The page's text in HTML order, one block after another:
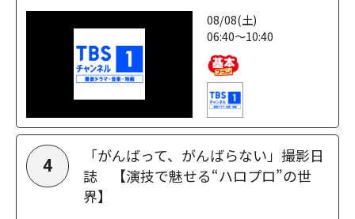
08/08(土)
06:40～10:40
4
「がんばって、がんばらない」撮影日
誌 【演技で魅せる“ハロプロ”の世
界】